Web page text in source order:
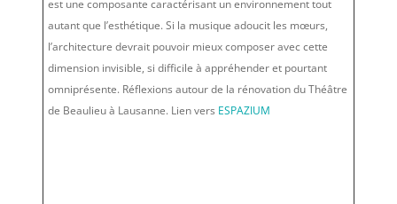
est une composante caractérisant un environnement tout
autant que l’esthétique. Si la musique adoucit les mœurs,
l’architecture devrait pouvoir mieux composer avec cette
dimension invisible, si difficile à appréhender et pourtant
omniprésente. Réflexions autour de la rénovation du Théâtre
de Beaulieu à Lausanne. Lien vers ESPAZIUM